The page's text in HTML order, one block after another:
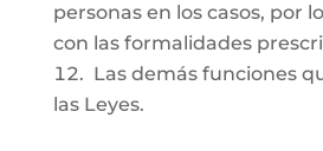
personas en los casos, por
con las formalidades
Las demás funciones
las Leyes.